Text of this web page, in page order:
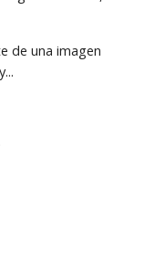
de una imagen